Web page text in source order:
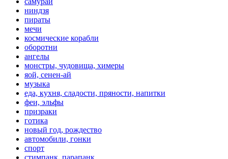
ниндзя
пираты
мечи
космические корабли
оборотни
ангелы
монстры, чудовища, химеры
яой, сенен-ай
музыка
еда, кухня, сладости, пряности, напитки
феи, эльфы
призраки
готика
новый год, рождество
автомобили, гонки
спорт